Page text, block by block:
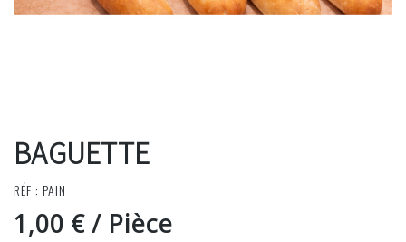
BAGUETTE
RÉF : PAIN
1,00 €/ Pièce